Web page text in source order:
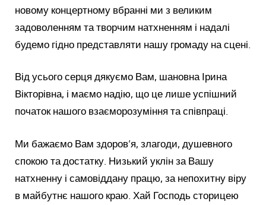
новому концертному вбранні ми з великим
задоволенням та творчим натхненням і надалі
будемо гідно представляти нашу громаду на сцені.
Від усього серця дякуємо Вам, шановна Ірина
Вікторівна, і маємо надію, що це лише успішний
початок нашого взаєморозуміння та співпраці.
Ми бажаємо Вам здоров’я, злагоди, душевного
спокою та достатку. Низький уклін за Вашу
натхненну і самовіддану працю, за непохитну віру
в майбутнє нашого краю. Хай Господь сторицею